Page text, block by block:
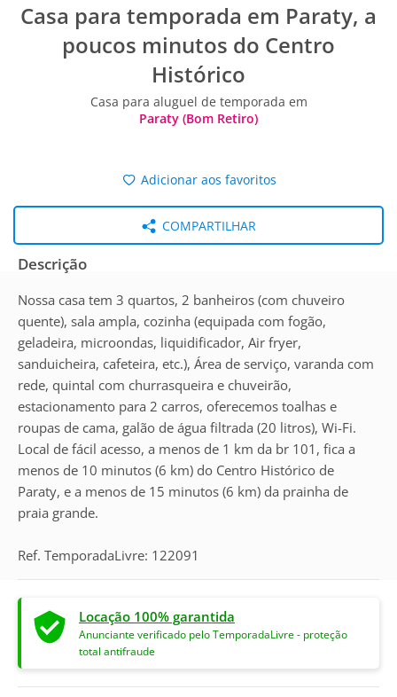
Casa para temporada em Paraty, a
poucos minutos do Centro
Histórico
Casa para aluguel de temporada em
Paraty (Bom Retiro)
Adicionar aos favoritos
COMPARTILHAR
Descrição
Nossa casa tem 3 quartos, 2 banheiros (com chuveiro
quente), sala ampla, cozinha (equipada com fogão,
geladeira, microondas, liquidificador, Air fryer,
sanduicheira, cafeteira, etc.), Área de serviço, varanda com
rede, quintal com churrasqueira e chuveirão,
estacionamento para 2 carros, oferecemos toalhas e
roupas de cama, galão de água filtrada (20 litros), Wi-Fi.
Local de fácil acesso, a menos de 1 km da br 101, fica a
menos de 10 minutos (6 km) do Centro Histórico de
Paraty, e a menos de 15 minutos (6 km) da prainha de
praia grande.
Ref. TemporadaLivre: 122091
Locação 100% garantida
Anunciante verificado pelo TemporadaLivre - proteção
total antifraude